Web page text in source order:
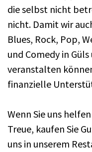
die selbst nicht
nicht. Damit wir
Blues, Rock, Pop,
und Comedy in
veranstalten
finanzielle
Wenn Sie uns
Treue, kaufen Sie
uns in unserem